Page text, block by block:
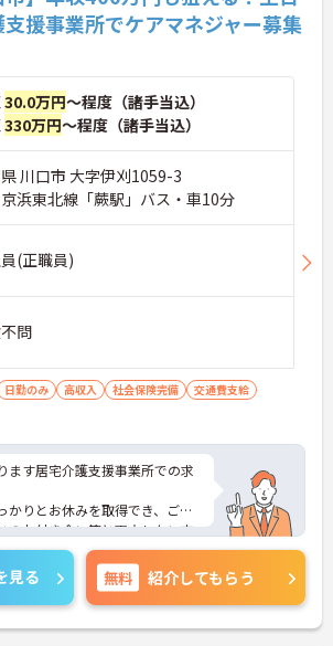
援事業所でケアマネジャー募集
30.0万円～程度（諸手当込）
330万円～程度（諸手当込）
川口市 大字伊刈1059-3
京浜東北線「蕨駅」バス・車10分
(正職員)
問
日勤のみ 高収入 社会保険完備
交通費支給
ます居宅介護支援事業所での求
かりとお休みを取得でき、ご家
のお付き合い等と両立したい方
収400万円も目指せる職場です
ンアップに繋がりますね！
、面接対策ポイントなど、さら
すのでお気軽にご相談くださ
見る 無料 紹介してもらう